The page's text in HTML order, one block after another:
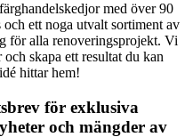
med över 90
ett noga utvalt sortiment av
för alla renoveringsprojekt. Vi
skapa ett resultat du kan
hittar hem!
för exklusiva
och mängder av